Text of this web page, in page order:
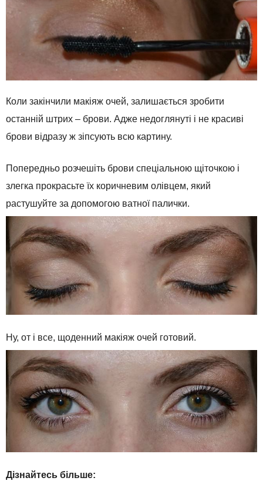
Коли закінчили макіяж очей, залишається зробити
останній штрих – брови. Адже недоглянуті і не красиві
брови відразу ж зіпсують всю картину.
Попередньо розчешіть брови спеціальною щіточкою і
злегка прокрасьте їх коричневим олівцем, який
растушуйте за допомогою ватної палички.
Ну, от і все, щоденний макіяж очей готовий.
Дізнайтесь більше: